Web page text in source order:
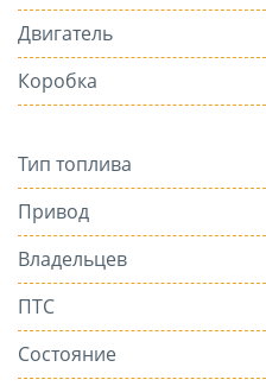
Двигатель
Коробка
Тип топлива
Привод
Владельцев
ПТС
Состояние